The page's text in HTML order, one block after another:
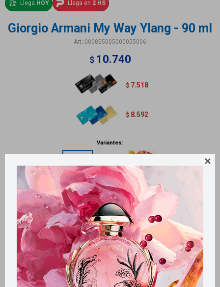

Llega HOY Llega en 2 HS
Giorgio Armani My Way Ylang - 90 ml
000055005000055006
$ 10.740
$ 7.518
$ 8.592
Variantes:
Métodos y costos de envío
Retiros gratuitos en tiendas
Productos que te pueden interesar